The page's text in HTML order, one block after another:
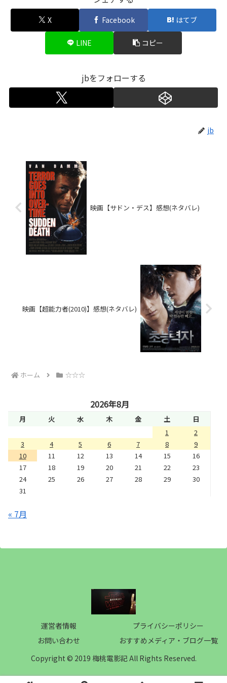
X Facebook はてブ
LINE コピー
jbをフォローする
jb
映画【サドン・デス】感想(ネタバレ)
映画【超能力者(2010)】感想(ネタバレ)
ホーム ☆☆☆
2026年8月
月 火 水 木 金 土
日
1
2
3
4 5 6 7 8
9
10
11 12 13 14 15
16
17
18 19 20 21 22
23
24
25 26 27 28 29
30
31
« 7月
運営者情報
プライバシーポリシー
お問い合わせ
おすすめメディア・ブログ一覧
Copyright © 2019 梅桃電影記 All Rights Reserved.